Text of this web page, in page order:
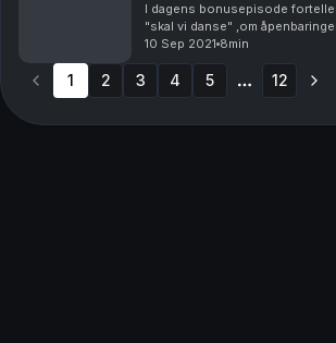
I dagens bonusepisode
"skal vi danse" ,om
underveis med tanke på
begjært og det å bli seksualisert
10 Sep 2021 8min
1 2 3 4 5 12